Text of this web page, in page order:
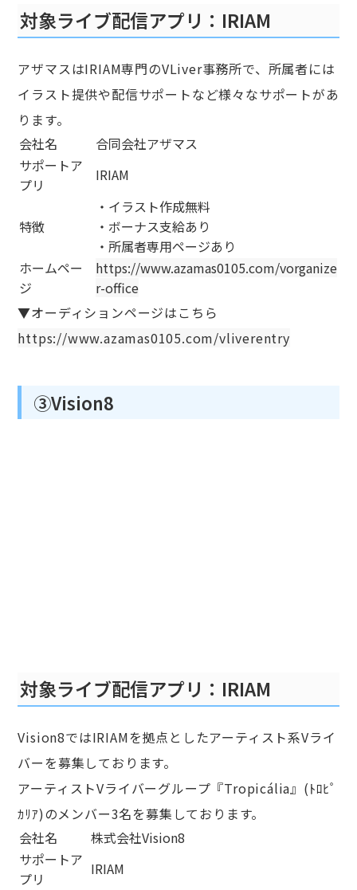
対象ライブ配信アプリ：IRIAM
アザマスはIRIAM専門のVLiver事務所で、所属者には
イラスト提供や配信サポートなど様々なサポートがあ
ります。
会社名
合同会社アザマス
サポートア
プリ
IRIAM
特徴
・イラスト作成無料
・ボーナス支給あり
・所属者専用ページあり
ホームペー
ジ
https://www.azamas0105.com/vorganize
r-office
▼オーディションページはこちら
https://www.azamas0105.com/vliverentry
③Vision8
対象ライブ配信アプリ：IRIAM
Vision8ではIRIAMを拠点としたアーティスト系Vライ
バーを募集しております。
アーティストVライバーグループ『Tropicália』(ﾄﾛﾋﾟ
ｶﾘｱ)のメンバー3名を募集しております。
会社名
株式会社Vision8
サポートア
プリ
IRIAM